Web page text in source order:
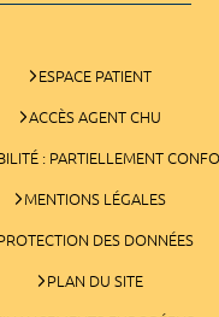
ESPACE PATIENT
ACCÈS AGENT CHU
: PARTIELLEMENT
MENTIONS LÉGALES
DES DONNÉES
PLAN DU SITE